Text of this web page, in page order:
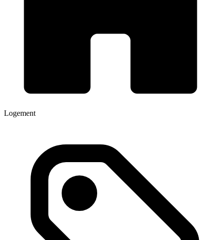
Logement